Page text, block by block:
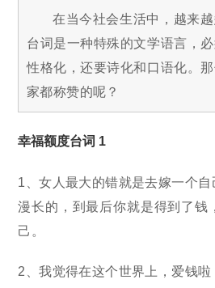
在当今社会生活中，越来越
台词是一种特殊的文学语言，
性格化，还要诗化和口语化。
家都称赞的呢？
幸福额度台词 1
1、女人最大的错就是去嫁一个
漫长的，到最后你就是得到了钱
己。
2、我觉得在这个世界上，爱钱啦